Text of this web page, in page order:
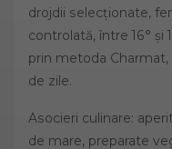
drojdii selecționate,
controlată, între 16° și
prin metoda
de zile.
Asocieri culinare:
de mare, preparate